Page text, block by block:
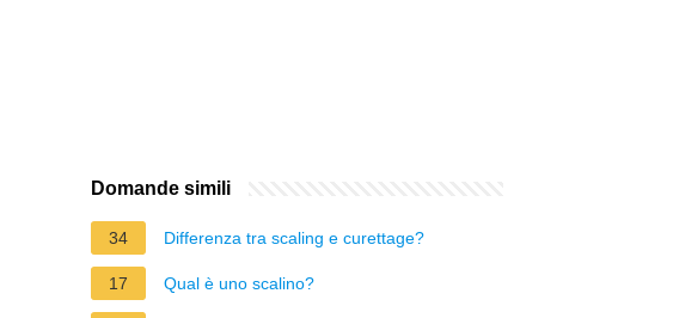
Domande simili
34 Differenza tra scaling e curettage?
17 Qual è uno scalino?